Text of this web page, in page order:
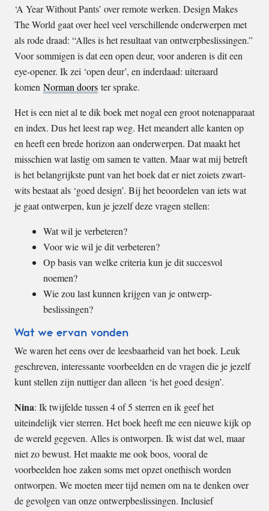
‘A Year Without Pants’ over remote werken. Design Makes
The World gaat over heel veel verschillende onderwerpen met
als rode draad: “Alles is het resultaat van ontwerpbeslissingen.”
Voor sommigen is dat een open deur, voor anderen is dit een
eye-opener. Ik zei ‘open deur’, en inderdaad: uiteraard
komen Norman doors ter sprake.
Het is een niet al te dik boek met nogal een groot notenapparaat
en index. Dus het leest rap weg. Het meandert alle kanten op
en heeft een brede horizon aan onderwerpen. Dat maakt het
misschien wat lastig om samen te vatten. Maar wat mij betreft
is het belangrijkste punt van het boek dat er niet zoiets zwart-
wits bestaat als ‘goed design’. Bij het beoordelen van iets wat
je gaat ontwerpen, kun je jezelf deze vragen stellen:
Wat wil je verbeteren?
Voor wie wil je dit verbeteren?
Op basis van welke criteria kun je dit succesvol
noemen?
Wie zou last kunnen krijgen van je ontwerp-
beslissingen?
Wat we ervan vonden
We waren het eens over de leesbaarheid van het boek. Leuk
geschreven, interessante voorbeelden en de vragen die je jezelf
kunt stellen zijn nuttiger dan alleen ‘is het goed design’.
Nina: Ik twijfelde tussen 4 of 5 sterren en ik geef het
uiteindelijk vier sterren. Het boek heeft me een nieuwe kijk op
de wereld gegeven. Alles is ontworpen. Ik wist dat wel, maar
niet zo bewust. Het maakte me ook boos, vooral de
voorbeelden hoe zaken soms met opzet onethisch worden
ontworpen. We moeten meer tijd nemen om na te denken over
de gevolgen van onze ontwerpbeslissingen. Inclusief